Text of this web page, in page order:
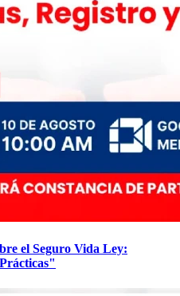
el Seguro Vida Ley: